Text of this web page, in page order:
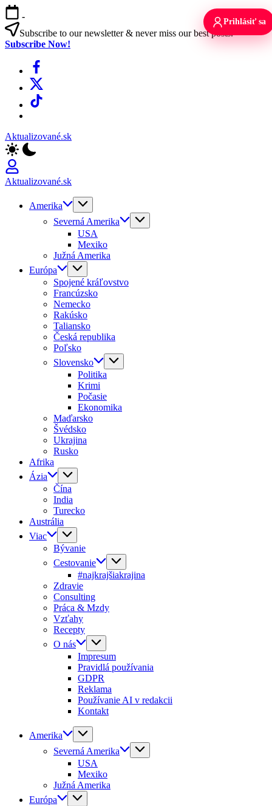
Skip
to
content
-
Subscribe to our newsletter & never miss our best posts.
Subscribe Now!
Facebook
X
TikTok
Aktualizované.sk
Aktualizované.sk
Amerika
Severná Amerika
USA
Mexiko
Južná Amerika
Európa
Spojené kráľovstvo
Francúzsko
Nemecko
Rakúsko
Taliansko
Česká republika
Poľsko
Slovensko
Politika
Krimi
Počasie
Ekonomika
Maďarsko
Švédsko
Ukrajina
Rusko
Afrika
Ázia
Čína
India
Turecko
Austrália
Viac
Bývanie
Cestovanie
#najkrajšiakrajina
Zdravie
Consulting
Práca & Mzdy
Vzťahy
Recepty
O nás
Impresum
Pravidlá používania
GDPR
Reklama
Používanie AI v redakcii
Kontakt
Amerika
Severná Amerika
USA
Mexiko
Južná Amerika
Európa
Prihlásiť sa